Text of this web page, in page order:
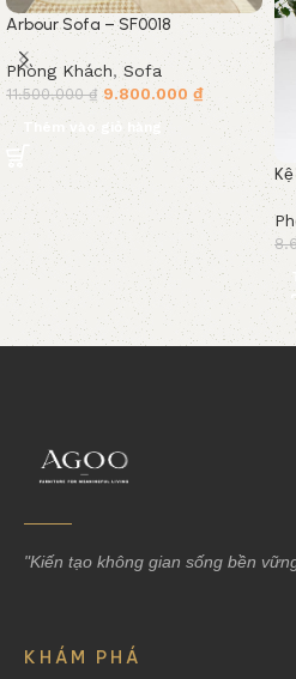
Arbour Sofa – SF0018
Phòng Khách,Sofa
11.500.000₫ 9.800.000 ₫
Thêm vào giỏ hàng
Read More
"Kiến tạo không gian sống bền
KHÁM PHÁ